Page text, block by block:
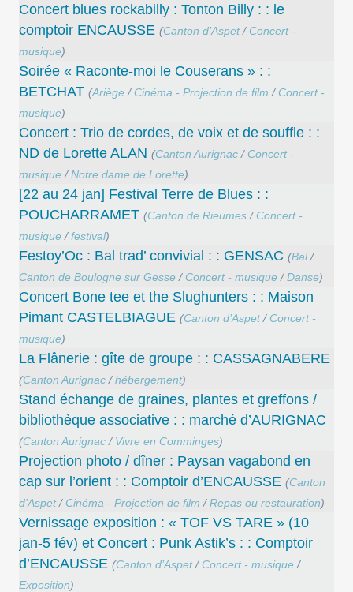
Concert blues rockabilly : Tonton Billy : : le
comptoir ENCAUSSE (Canton d’Aspet/ Concert -
musique)
Soirée « Raconte-moi le Couserans » : :
BETCHAT (Ariège / Cinéma - Projection de film / Concert -
musique)
Concert : Trio de cordes, de voix et de souffle : :
ND de Lorette ALAN (Canton Aurignac / Concert -
musique /Notre dame de Lorette)
[22 au 24 jan] Festival Terre de Blues : :
POUCHARRAMET (Canton de Rieumes / Concert -
musique /festival)
Festoy’Oc : Bal trad’ convivial : : GENSAC (Bal/
Canton de Boulogne sur Gesse / Concert - musique /Danse)
Concert Bone tee et the Slughunters : : Maison
Pimant CASTELBIAGUE (Canton d’Aspet/ Concert -
musique)
La Flânerie : gîte de groupe : : CASSAGNABERE
(Canton Aurignac /hébergement)
Stand échange de graines, plantes et greffons /
bibliothèque associative : : marché d’AURIGNAC
(Canton Aurignac / Vivre en Comminges)
Projection photo / dîner : Paysan vagabond en
cap sur l’orient : : Comptoir d’ENCAUSSE (Canton
d’Aspet/ Cinéma - Projection de film /Repas ou restauration)
Vernissage exposition : « TOF VS TARE » (10
jan-5 fév) et Concert : Punk Astik’s : : Comptoir
d’ENCAUSSE (Canton d’Aspet/ Concert - musique /
Exposition)